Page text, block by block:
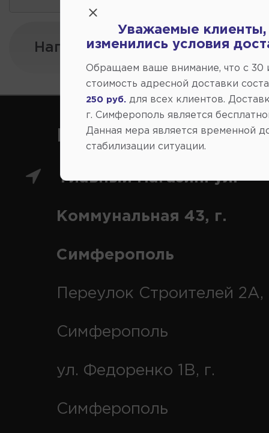
Напишите нам:
Как нас найти
Главный магазин: ул.
Коммунальная 43, г.
Симферополь
Переулок Строителей 2А,
Симферополь
ул. Федоренко 1В, г.
Симферополь
Уважаемые клиенты,
изменились условия
Обращаем ваше внимание, что c 30
стоимость адресной доставки
250 руб. для всех клиентов.
г. Симферополь является
Данная мера является временной
стабилизации ситуации.